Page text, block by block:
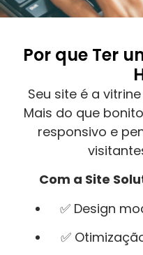
Por que Ter
Seu site é a
Mais do que
responsivo e
Com a Site
✅ Design
✅